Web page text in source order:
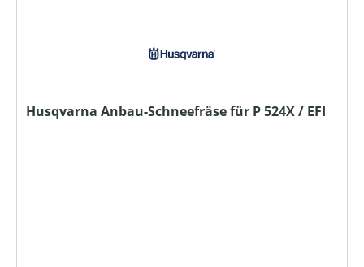
Husqvarna Anbau-Schneefräse für P 524X / EFI